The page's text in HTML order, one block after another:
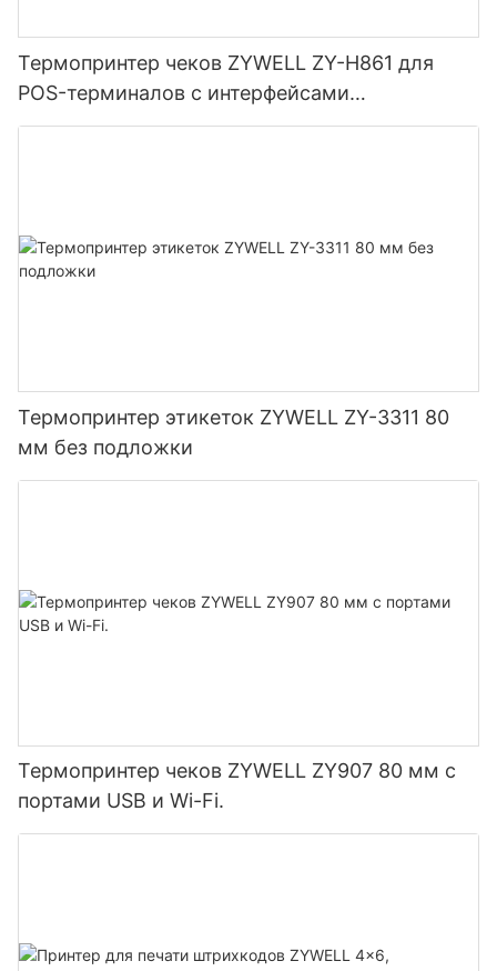
Термопринтер чеков ZYWELL ZY-H861 для
POS-терминалов с интерфейсами
USB+LAN/USB+WIFI/Bluetooth (опционально),
Термопринтер этикеток ZYWELL ZY-3311 80
мм без подложки
Термопринтер чеков ZYWELL ZY907 80 мм с
портами USB и Wi-Fi.